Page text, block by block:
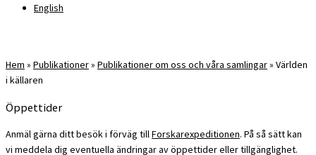
English
Hem » Publikationer» Publikationer om oss och våra samlingar» Världen
i källaren
Öppettider
Anmäl gärna ditt besök i förväg tillForskarexpeditionen. På så sätt kan
vi meddela dig eventuella ändringar av öppettider eller tillgänglighet.